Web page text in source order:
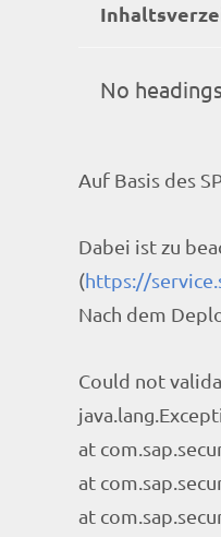
No
Auf Basis des
Dabei ist zu
(https://
Nach dem
Could not
at
at
at